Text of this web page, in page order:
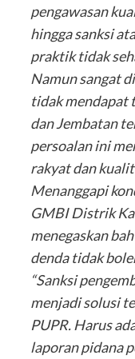
pengawasan
hingga sanksi
praktik tidak
Namun sangat
tidak mendapat
dan Jembatan
persoalan ini
rakyat dan
Menanggapi
GMBI Distrik
menegaskan
denda tidak
“Sanksi
menjadi solusi
PUPR. Harus
laporan pidana